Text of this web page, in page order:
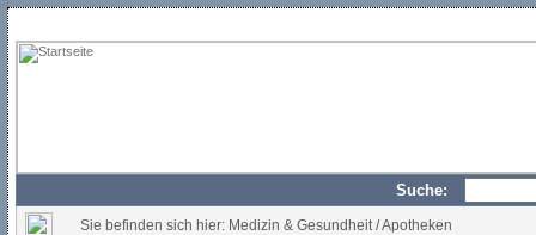
Suche:
Sie befinden sich hier: Medizin & Gesundheit / Apotheken